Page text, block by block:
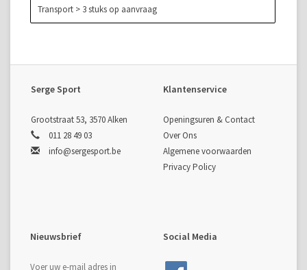
Transport > 3 stuks op aanvraag
Serge Sport
Grootstraat 53, 3570 Alken
011 28 49 03
info@sergesport.be
Klantenservice
Openingsuren & Contact
Over Ons
Algemene voorwaarden
Privacy Policy
Nieuwsbrief Social Media